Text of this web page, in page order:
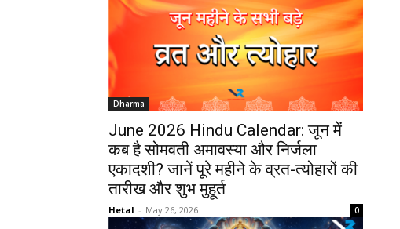
Dharma
June 2026 Hindu Calendar: जून में
कब है सोमवती अमावस्या और निर्जला
एकादशी? जानें पूरे महीने के व्रत-त्योहारों की
तारीख और शुभ मुहूर्त
Hetal - May 26, 2026 0